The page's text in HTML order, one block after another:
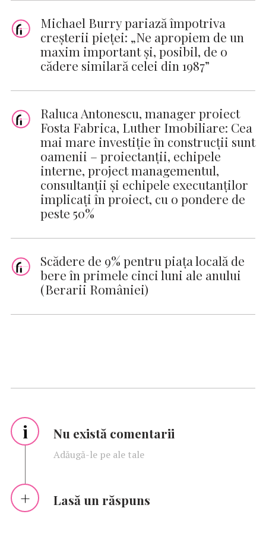
Michael Burry pariază împotriva
creșterii pieței: „Ne apropiem de un
maxim important și, posibil, de o
cădere similară celei din 1987”
Raluca Antonescu, manager proiect
Fosta Fabrica, Luther Imobiliare: Cea
mai mare investiție în construcții sunt
oamenii – proiectanții, echipele
interne, project managementul,
consultanții și echipele executanților
implicați în proiect, cu o pondere de
peste 50%
Scădere de 9% pentru piața locală de
bere în primele cinci luni ale anului
(Berarii României)
i Nu există comentarii
Adăugă-le pe ale tale
Lasă un răspuns